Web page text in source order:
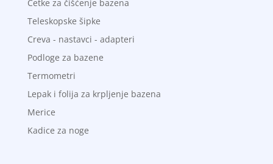
Četke za čišćenje bazena
Teleskopske šipke
Creva - nastavci - adapteri
Podloge za bazene
Termometri
Lepak i folija za krpljenje bazena
Merice
Kadice za noge